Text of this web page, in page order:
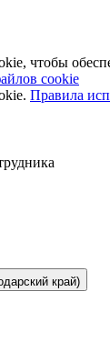
чтобы
cookie
Правила
край)